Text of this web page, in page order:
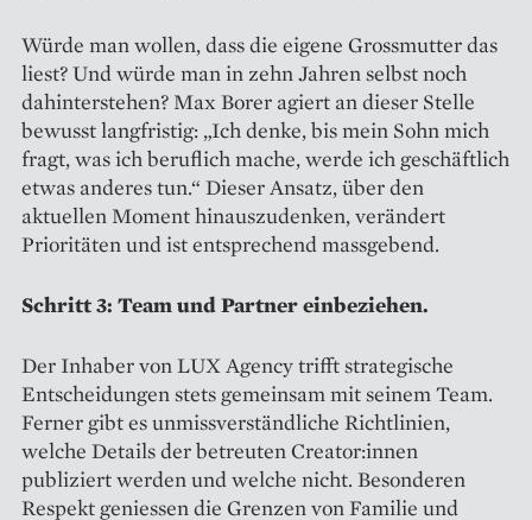
Würde man wollen, dass die eigene Grossmutter das
liest? Und würde man in zehn Jahren selbst noch
dahinterstehen? Max Borer agiert an dieser Stelle
bewusst langfristig: „Ich denke, bis mein Sohn mich
fragt, was ich beruflich mache, werde ich geschäftlich
etwas anderes tun.“ Dieser Ansatz, über den
aktuellen Moment hinauszudenken, verändert
Prioritäten und ist entsprechend massgebend.
Schritt 3: Team und Partner einbeziehen.
Der Inhaber von LUX Agency trifft strategische
Entscheidungen stets gemeinsam mit seinem Team.
Ferner gibt es unmissverständliche Richtlinien,
welche Details der betreuten Creator:innen
publiziert werden und welche nicht. Besonderen
Respekt geniessen die Grenzen von Familie und